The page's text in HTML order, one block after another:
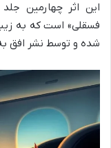
این اثر چهارمین
فسقلی» است که به
شده و توسط نشر افق